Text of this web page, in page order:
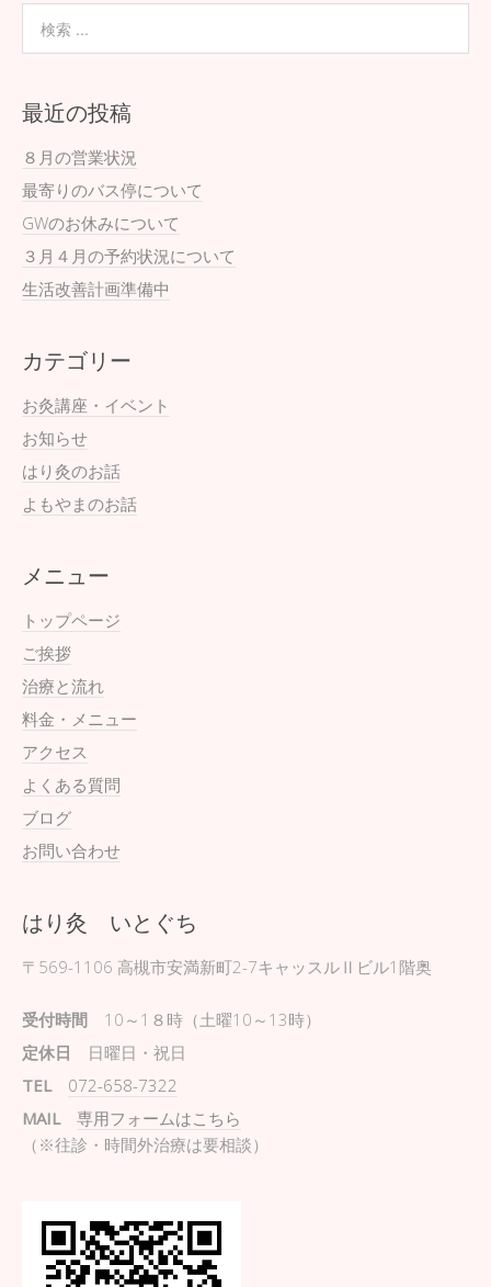
b
o
o
k
最近の投稿
８月の営業状況
最寄りのバス停について
GWのお休みについて
３月４月の予約状況について
生活改善計画準備中
カテゴリー
お灸講座・イベント
お知らせ
はり灸のお話
よもやまのお話
メニュー
トップページ
ご挨拶
治療と流れ
料金・メニュー
アクセス
よくある質問
ブログ
お問い合わせ
はり灸 いとぐち
〒569-1106 高槻市安満新町2-7キャッスルⅡビル1階奥
受付時間 10～1８時（土曜10～13時）
定休日 日曜日・祝日
TEL
072-658-7322
MAIL
専用フォームはこちら
（※往診・時間外治療は要相談）